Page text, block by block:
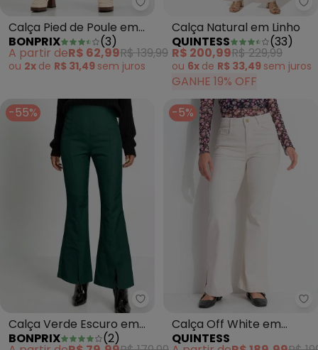
bonprix - Calça Pied de Poule
Calça Pied de Poule em
Malha Crepe
BONPRIX (3)
A partir deR$ 62,99R$ 139,99
ou 2x de R$ 31,49 sem juros
Calça Natural em Linho
QUINTESS
(33)
R$ 200,99R$ 229,99
ou 6x de R$ 33,49 sem juros
GANHE 19% OFF
-55%
bonprix - Calça Verde Escuro
Calça Verde Escuro em
Oxford
BONPRIX (2)
-5%
Calça Off White em
Jeans
QUINTESS